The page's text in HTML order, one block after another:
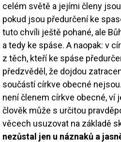
celém světě a jejími členy
pokud jsou předurčení ke
tuto chvíli ještě pohané, ale
a tedy ke spáse. A naopak: v
z těch, kteří ke spáse
předzvěděl, že dojdou
součástí církve obecné
není členem církve obecné, ví
člověk může s určitou
věcech usuzovat na základě
nezůstal jen u náznaků a